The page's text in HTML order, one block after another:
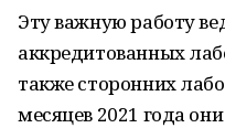
Эту важную работу
аккредитованных
также сторонних
месяцев 2021 года